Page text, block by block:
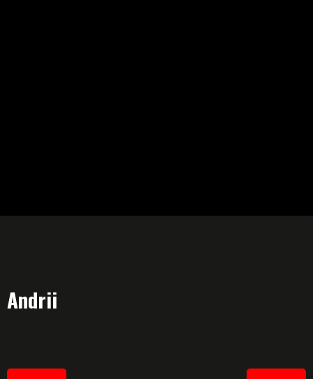
Andrii